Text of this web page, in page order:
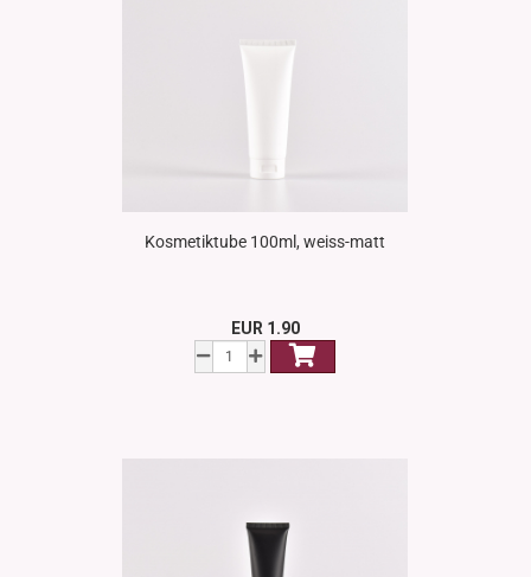
Kosmetiktube 100ml, weiss-matt
EUR 1.90